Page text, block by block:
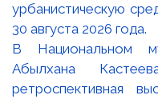
В Национальном
Абылхана
ретроспективная